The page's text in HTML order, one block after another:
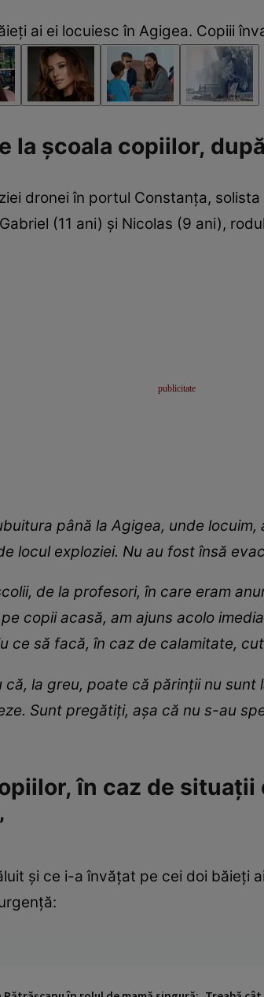
ai ei locuiesc în Agigea. Copiii
la școala copiilor,
dronei în portul Constanța, solista
(11 ani) și Nicolas (9 ani),
până la Agigea, unde
locul exploziei. Nu au fost însă
de la profesori, în care eram
copii acasă, am ajuns acolo
ce să facă, în caz de calamitate,
la greu, poate că părinții nu sunt
Sunt pregătiți, așa că nu s-au
în caz de situații
și ce i-a învățat pe cei doi băieți